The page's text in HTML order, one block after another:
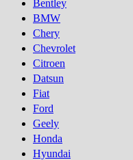
Bentley
BMW
Chery
Chevrolet
Citroen
Datsun
Fiat
Ford
Geely
Honda
Hyundai